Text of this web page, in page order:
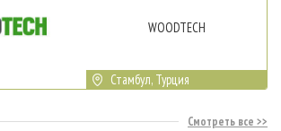
WOODTECH
Стамбул, Турция
Смотреть все